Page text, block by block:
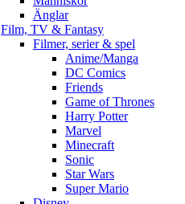
Änglar
Film, TV & Fantasy
Filmer, serier & spel
Anime/Manga
DC Comics
Friends
Game of Thrones
Harry Potter
Marvel
Minecraft
Sonic
Star Wars
Super Mario